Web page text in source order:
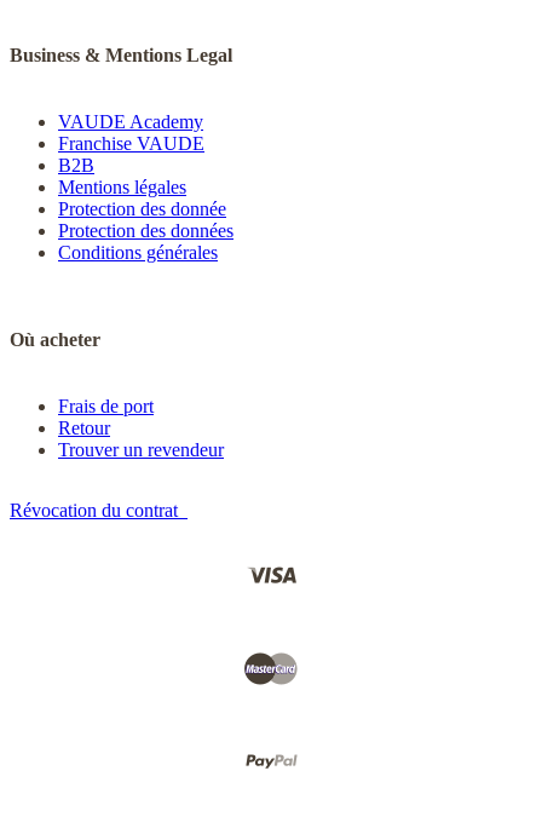
Business & Mentions Legal
VAUDE Academy
Franchise VAUDE
B2B
Mentions légales
Protection des donnée
Protection des données
Conditions générales
Où acheter
Frais de port
Retour
Trouver un revendeur
Révocation du contrat